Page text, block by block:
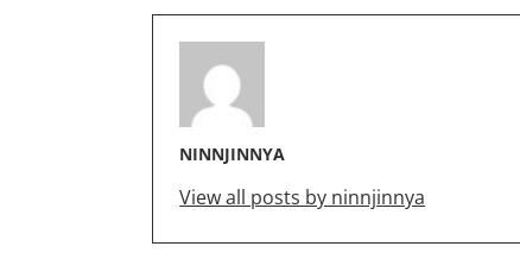
NINNJINNYA
View all posts by ninnjinnya